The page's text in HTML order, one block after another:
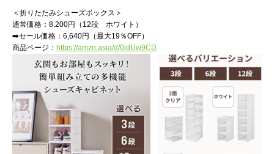
＜折りたたみシューズボックス＞
通常価格：8,200円（12段 ホワイト）
➡️セール価格：6,640円（最大19％OFF）
商品ページ： https://amzn.asia/d/0idUw9CD